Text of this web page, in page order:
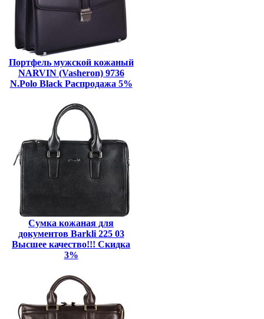
Портфель мужской кожаный
NARVIN (Vasheron) 9736
N.Polo Black Распродажа 5%
Сумка кожаная для
документов Barkli 225 03
Высшее качество!!! Скидка
3%